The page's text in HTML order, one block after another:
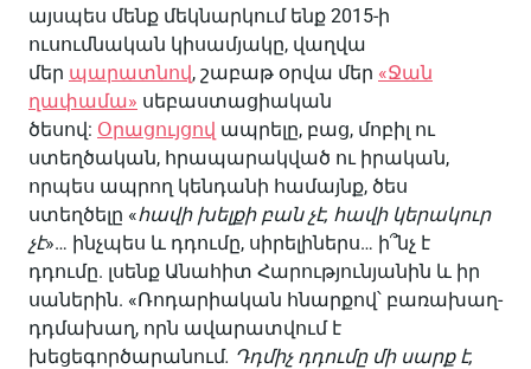
այսպես մենք մեկնարկում ենք 2015-ի
ուսումնական կիսամյակը, վաղվա
մեր պարատնով, շաբաթ օրվա մեր «Ջան
ղափամա» սեբաստացիական
ծեսով: Օրացույցով ապրելը, բաց, մոբիլ ու
ստեղծական, հրապարակված ու իրական,
որպես ապրող կենդանի համայնք, ծես
ստեղծելը «հավի խելքի բան չէ, հավի կերակուր
չէ»… ինչպես և դդումը, սիրելիներս… ի՞նչ է
դդումը. լսենք Անահիտ Հարությունյանին և իր
սաներին. «Ռոդարիական հնարքով՝ բառախաղ-
դդմախաղ, որն ավարատվում է
խեցեգործարանում. Դդմիչ դդումը մի սարք է,